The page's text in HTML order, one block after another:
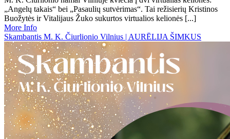
„Angelų takais“ bei „Pasaulių sutvėrimas“. Tai režisierių Kristinos
Buožytės ir Vitalijaus Žuko sukurtos virtualios kelionės [...]
More Info
Skambantis M. K. Čiurlionio Vilnius | AURĒLIJA ŠIMKUS